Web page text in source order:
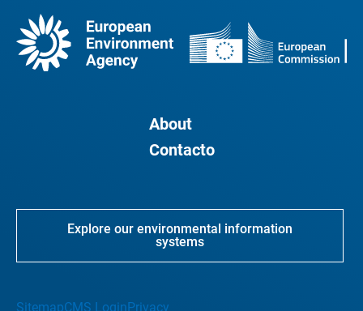
About
Contacto
Explore our environmental information
systems
SitemapCMS LoginPrivacy